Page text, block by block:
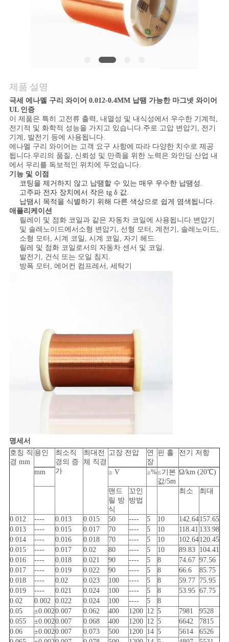
주
세
요
뉴
인
용
문
이
트
PRIVACY
POLICY
제품 설명
극세 에나멜 구리 와이어 0.012-0.4MM 납땜 가능한 마그넷 와이어
UL 인증
이 제품은 특히 고전류 출력, 내열성 및 내식성에서 우수한 기계적,
전기적 및 화학적 성능을 가지고 있습니다.주로 고압 변압기, 전기
기계, 발전기 등에 사용됩니다.
에나멜 구리 와이어는 고객 요구 사항에 따라 다양한 치수로 제공
됩니다.우리의 품질, 신뢰성 및 만족을 위한 노력은 와인딩 산업 내
에서 우리를 독보적인 위치에 두었습니다.
기능 및 이점
코팅을 제거하지 않고 납땜할 수 있는 매우 우수한 납땜성.
고주파 전자 장치에서 작은 tg δ 값.
납땜시 목적을 식별하기 위해 다른 색상으로 쉽게 염색됩니다.
애플리케이션
릴레이 및 점화 코일과 같은 자동차 코일에 사용됩니다.변압기
및 솔레노이드에서소형 변압기, 선형 모터, 계전기, 솔레노이드,
소형 모터, 시계 코일, 시계 코일, 자기 헤드.
릴레 및 점화 코일로서의 자동차 센서 및 코일.
발전기, 건식 또는 오일 침지.
방폭 모터, 에어컨 컴프레서, 세탁기
명세서
호칭 직
경 mm
용인
최소직
경의 증
가
최대전
체 직경
고장 전압
연
장
핀 홀 전기 저항
mm ≥ V ≥%≤기본
값/5m
Ω/km (20℃)
맨드
릴 방
식
꼬인
방법
최소 최대
0.012 ---- 0.013 0.015 50 ---- 5 10 142.64157.65
0.013
---- 0.015 0.017 70 ---- 5 10 118.41 133.98
0.014
---- 0.016 0.018 70 ---- 5 10 102.64120.45
0.015
---- 0.017 0.02 80 ---- 5 10 89.83
104.41
0.016
---- 0.018 0.021 90 ---- 5 8 74.67 97.56
0.017
---- 0.019 0.022 90 ---- 5 8 66.6
85.75
0.018
---- 0.02 0.023 100 ---- 5 8 59.77
75.95
0.019
---- 0.021 0.024 100 ---- 5 8 53.95 67.75
0.02
0.002 0.022 0.024 100 ---- 5
8
0.05
±0.0020.007 0.062 400 1200 12 5 7981
9528
0.055
±0.0020.007 0.068 400 1200 12 5 6642
7815
0.06
±0.0020.007 0.073 500 1200 14 5 5614
6526